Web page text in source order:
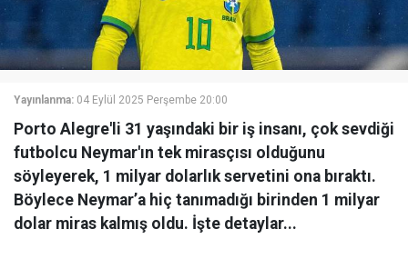
Yayınlanma: 04 Eylül 2025 Perşembe 20:00
Porto Alegre'li 31 yaşındaki bir iş insanı, çok sevdiği
futbolcu Neymar'ın tek mirasçısı olduğunu
söyleyerek, 1 milyar dolarlık servetini ona bıraktı.
Böylece Neymar’a hiç tanımadığı birinden 1 milyar
dolar miras kalmış oldu. İşte detaylar...